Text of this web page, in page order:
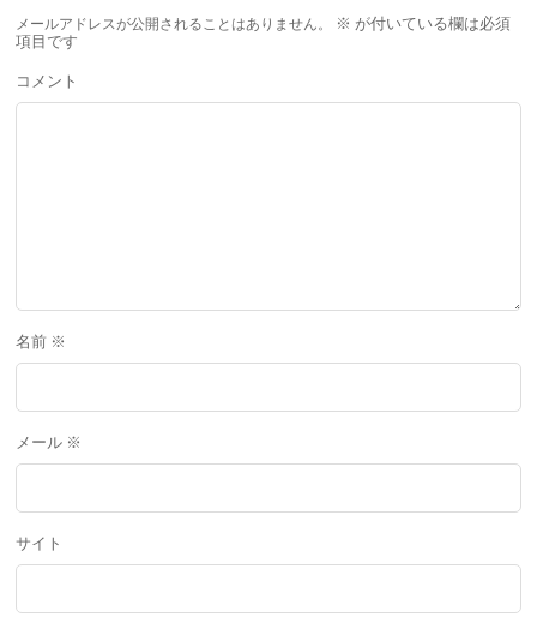
メールアドレスが公開されることはありません。 ※ が付いている欄は必須
項目です
コメント
名前 ※
メール ※
サイト